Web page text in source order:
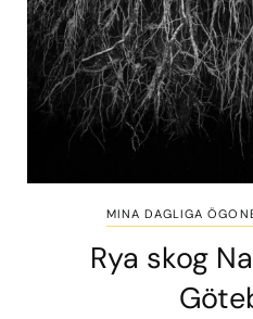
MINA DAGLIGA
Rya skog